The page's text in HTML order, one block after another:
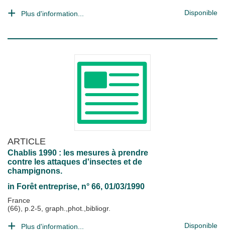
Plus d'information... Disponible
ARTICLE
Chablis 1990 : les mesures à prendre
contre les attaques d'insectes et de
champignons.
in Forêt entreprise, n° 66, 01/03/1990
France
(66), p.2-5, graph.,phot.,bibliogr.
Plus d'information... Disponible